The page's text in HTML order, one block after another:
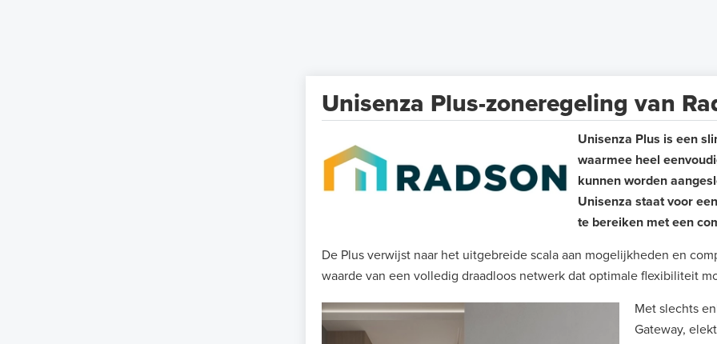
Unisenza Plus-zoneregeling van
Unisenza Plus is een
waarmee heel
kunnen worden
Unisenza staat voor
te bereiken met een
De Plus verwijst naar het uitgebreide scala aan mogelijkheden en
waarde van een volledig draadloos netwerk dat optimale flexibiliteit
Met slechts
Gateway,